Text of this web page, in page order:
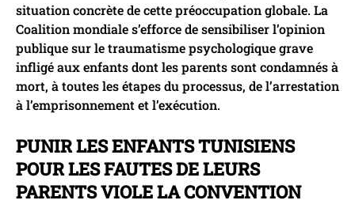
situation concrète de cette préoccupation globale. La
Coalition mondiale s’efforce de sensibiliser l’opinion
publique sur le traumatisme psychologique grave
infligé aux enfants dont les parents sont condamnés à
mort, à toutes les étapes du processus, de l’arrestation
à l’emprisonnement et l’exécution.
PUNIR LES ENFANTS TUNISIENS
POUR LES FAUTES DE LEURS
PARENTS VIOLE LA CONVENTION